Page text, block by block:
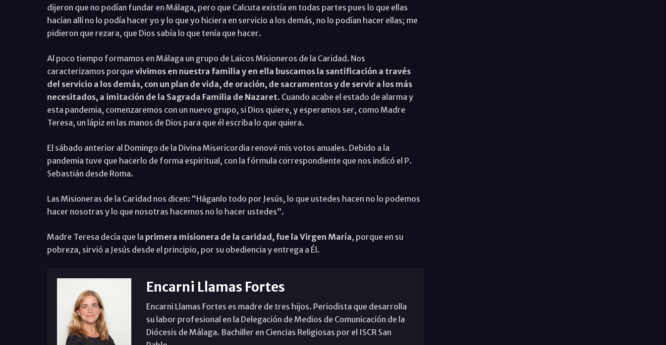
dijeron que no podían fundar en Málaga, pero que Calcuta existía en todas partes pues lo que ellas
hacían allí no lo podía hacer yo y lo que yo hiciera en servicio a los demás, no lo podían hacer ellas; me
pidieron que rezara, que Dios sabía lo que tenía que hacer.
Al poco tiempo formamos en Málaga un grupo de Laicos Misioneros de la Caridad. Nos
caracterizamos porque vivimos en nuestra familia y en ella buscamos la santificación a través
del servicio a los demás, con un plan de vida, de oración, de sacramentos y de servir a los más
necesitados, a imitación de la Sagrada Familia de Nazaret. Cuando acabe el estado de alarma y
esta pandemia, comenzaremos con un nuevo grupo, si Dios quiere, y esperamos ser, como Madre
Teresa, un lápiz en las manos de Dios para que él escriba lo que quiera.
El sábado anterior al Domingo de la Divina Misericordia renové mis votos anuales. Debido a la
pandemia tuve que hacerlo de forma espiritual, con la fórmula correspondiente que nos indicó el P.
Sebastián desde Roma.
Las Misioneras de la Caridad nos dicen: “Háganlo todo por Jesús, lo que ustedes hacen no lo podemos
hacer nosotras y lo que nosotras hacemos no lo hacer ustedes”.
Madre Teresa decía que la primera misionera de la caridad, fue la Virgen María, porque en su
pobreza, sirvió a Jesús desde el principio, por su obediencia y entrega a Él.
Encarni Llamas Fortes
Encarni Llamas Fortes es madre de tres hijos. Periodista que desarrolla
su labor profesional en la Delegación de Medios de Comunicación de la
Diócesis de Málaga. Bachiller en Ciencias Religiosas por el ISCR San